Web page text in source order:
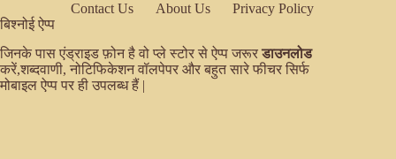
Contact Us About Us
Privacy Policy
बिश्नोई ऐप्प
जिनके पास एंड्राइड फ़ोन है वो प्ले स्टोर से ऐप्प जरूरडाउनलोड
करें,शब्दवाणी, नोटिफिकेशन वॉलपेपर और बहुत सारे फीचर सिर्फ
मोबाइल ऐप्प पर ही उपलब्ध हैं |